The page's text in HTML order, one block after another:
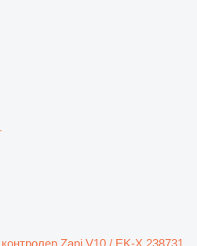
контролер Zapi V10 / EK-X 238731